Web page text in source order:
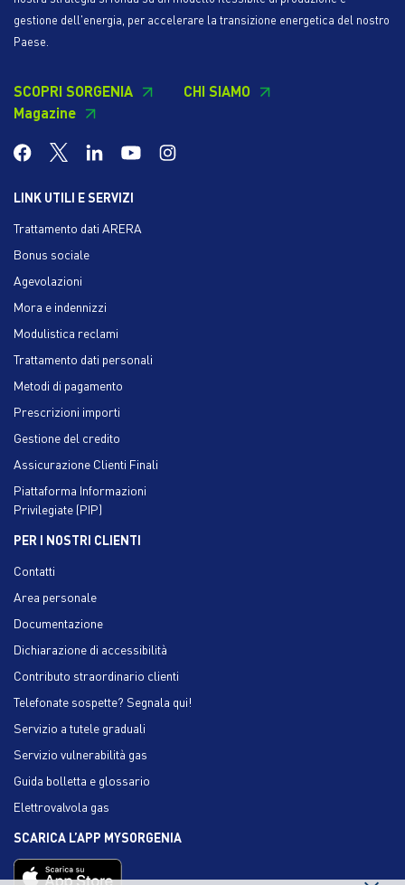
gestione dell'energia, per accelerare la transizione energetica del nostro
Paese.
SCOPRI SORGENIA
CHI SIAMO
Magazine
LINK UTILI E SERVIZI
Trattamento dati ARERA
Bonus sociale
Agevolazioni
Mora e indennizzi
Modulistica reclami
Trattamento dati personali
Metodi di pagamento
Prescrizioni importi
Gestione del credito
Assicurazione Clienti Finali
Piattaforma Informazioni
Privilegiate (PIP)
PER I NOSTRI CLIENTI
Contatti
Area personale
Documentazione
Dichiarazione di accessibilità
Contributo straordinario clienti
Telefonate sospette? Segnala qui!
Servizio a tutele graduali
Servizio vulnerabilità gas
Guida bolletta e glossario
Elettrovalvola gas
SCARICA L’APP MYSORGENIA